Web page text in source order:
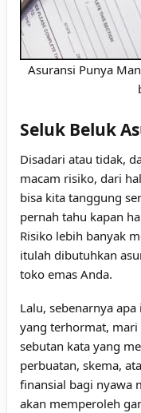
Asuransi Punya
Seluk Beluk
Disadari atau tidak,
macam risiko, dari
bisa kita tanggung
pernah tahu kapan
Risiko lebih banyak
itulah dibutuhkan
toko emas Anda.
Lalu, sebenarnya
yang terhormat, mari
sebutan kata yang
perbuatan, skema,
finansial bagi nyawa
akan memperoleh